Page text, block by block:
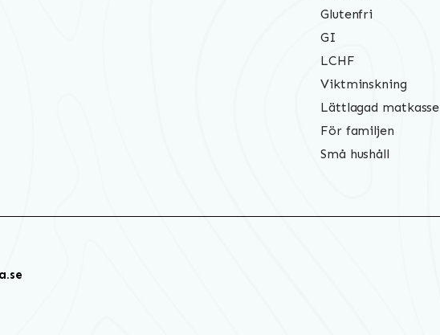
Glutenfri
GI
LCHF
Viktminskning
Lättlagad matkasse
För familjen
Små hushåll